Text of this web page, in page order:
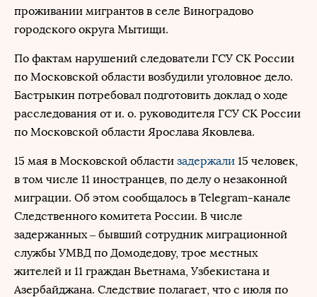
проживании мигрантов в селе Виноградово
городского округа Мытищи.
По фактам нарушений следователи ГСУ СК России
по Московской области возбудили уголовное дело.
Бастрыкин потребовал подготовить доклад о ходе
расследования от и. о. руководителя ГСУ СК России
по Московской области Ярослава Яковлева.
15 мая в Московской области задержали 15 человек,
в том числе 11 иностранцев, по делу о незаконной
миграции. Об этом сообщалось в Telegram-канале
Следственного комитета России. В числе
задержанных – бывший сотрудник миграционной
службы УМВД по Домодедову, трое местных
жителей и 11 граждан Вьетнама, Узбекистана и
Азербайджана. Следствие полагает, что с июля по